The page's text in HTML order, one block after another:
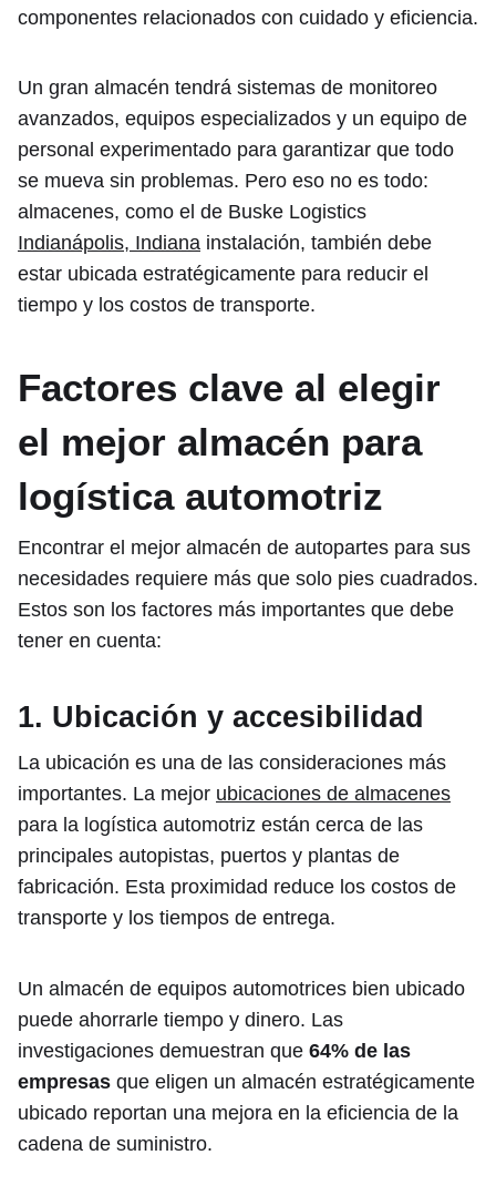
componentes relacionados con cuidado y eficiencia.
Un gran almacén tendrá sistemas de monitoreo
avanzados, equipos especializados y un equipo de
personal experimentado para garantizar que todo
se mueva sin problemas. Pero eso no es todo:
almacenes, como el de Buske Logistics
Indianápolis, Indiana instalación, también debe
estar ubicada estratégicamente para reducir el
tiempo y los costos de transporte.
Factores clave al elegir
el mejor almacén para
logística automotriz
Encontrar el mejor almacén de autopartes para sus
necesidades requiere más que solo pies cuadrados.
Estos son los factores más importantes que debe
tener en cuenta:
1. Ubicación y accesibilidad
La ubicación es una de las consideraciones más
importantes. La mejor ubicaciones de almacenes
para la logística automotriz están cerca de las
principales autopistas, puertos y plantas de
fabricación. Esta proximidad reduce los costos de
transporte y los tiempos de entrega.
Un almacén de equipos automotrices bien ubicado
puede ahorrarle tiempo y dinero. Las
investigaciones demuestran que 64% de las
empresas que eligen un almacén estratégicamente
ubicado reportan una mejora en la eficiencia de la
cadena de suministro.